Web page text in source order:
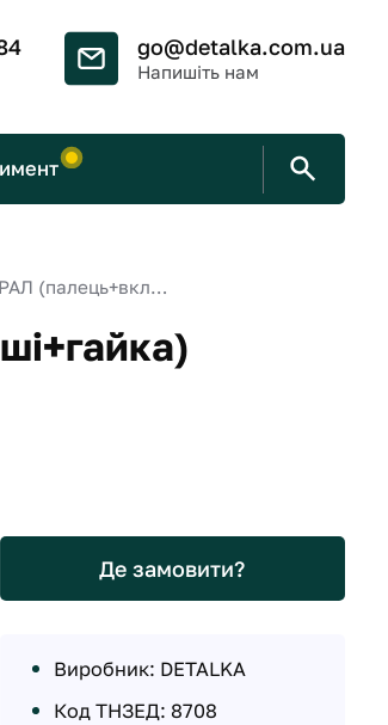
go@detalka.com.ua
Напишіть нам
Р/к тяги рульової УРАЛ (палець+вкладиші+гайка) (М18х1,5, старого зразка)
Де замовити?
Виробник: DETALKA
Код ТНЗЕД: 8708